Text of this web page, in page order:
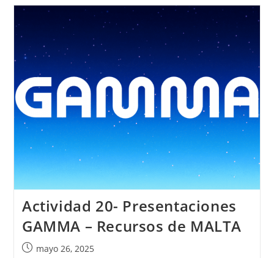
Motivadora
CLIPCHAMP
Actividad 20- Presentaciones
GAMMA – Recursos de MALTA
Publicación
mayo 26, 2025